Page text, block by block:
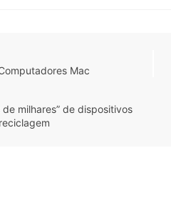
Mac
milhares” de dispositivos